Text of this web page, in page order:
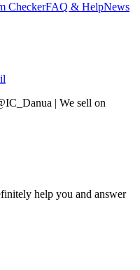
CheckerFAQ & HelpNews
| We sell on
help you and answer